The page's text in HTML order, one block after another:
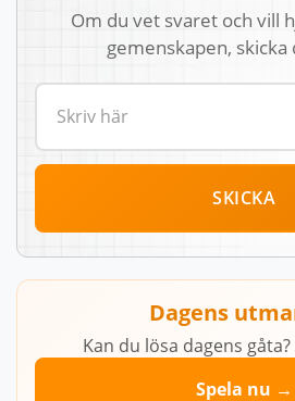
Om du vet svaret och vill
gemenskapen, skicka
SKICKA
Dagens
Kan du lösa dagens
Spela nu →